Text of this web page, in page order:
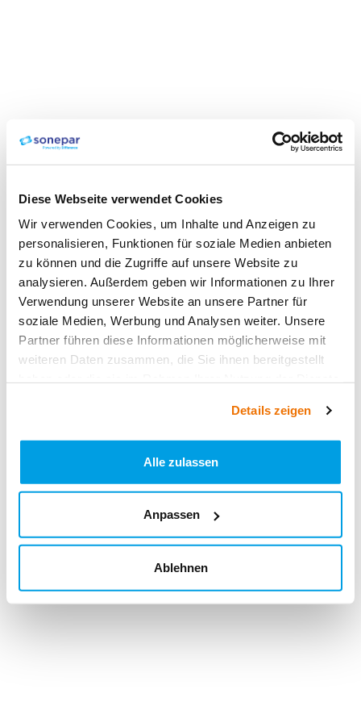
Diese Webseite verwendet Cookies
Wir verwenden Cookies, um Inhalte und Anzeigen zu
personalisieren, Funktionen für soziale Medien anbieten
zu können und die Zugriffe auf unsere Website zu
analysieren. Außerdem geben wir Informationen zu Ihrer
Verwendung unserer Website an unsere Partner für
soziale Medien, Werbung und Analysen weiter. Unsere
Partner führen diese Informationen möglicherweise mit
weiteren Daten zusammen, die Sie ihnen bereitgestellt
Details zeigen
Alle zulassen
Anpassen
Ablehnen